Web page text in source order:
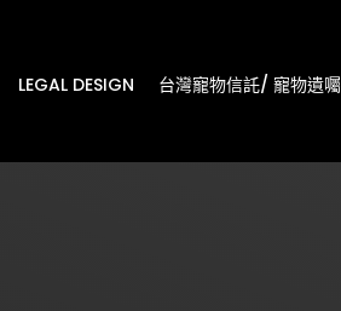
LEGAL DESIGN 台灣寵物信託/ 寵物遺囑